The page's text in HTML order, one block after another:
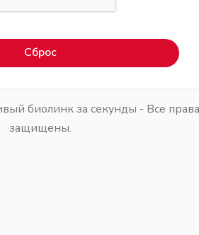
Сброс
биолинк за секунды - Все права
защищены.